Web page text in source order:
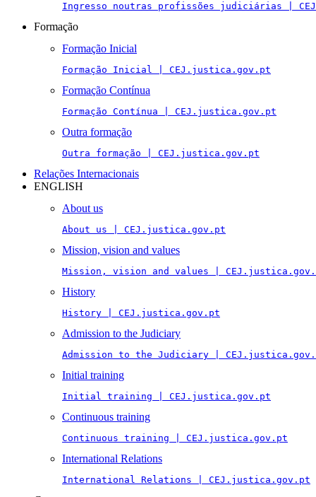
Ingresso noutras profissões judiciárias |
Formação
Formação Inicial
Formação Inicial | CEJ.justica.gov.pt
Formação Contínua
Formação Contínua | CEJ.justica.gov.pt
Outra formação
Outra formação | CEJ.justica.gov.pt
Relações Internacionais
ENGLISH
About us
About us | CEJ.justica.gov.pt
Mission, vision and values
Mission, vision and values |
History
History | CEJ.justica.gov.pt
Admission to the Judiciary
Admission to the Judiciary |
Initial training
Initial training | CEJ.justica.gov.pt
Continuous training
Continuous training | CEJ.justica.gov.pt
International Relations
International Relations | CEJ.justica.gov.pt